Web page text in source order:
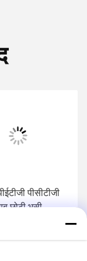
पीसीटीजी
छोटी भूसी